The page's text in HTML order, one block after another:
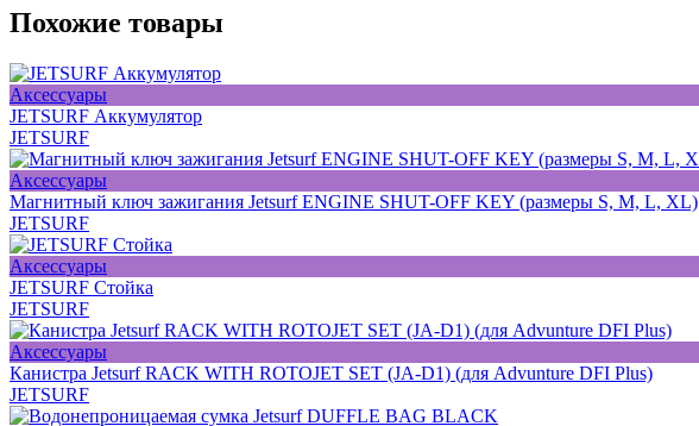
Похожие товары
Аксессуары
JETSURF Аккумулятор
JETSURF
Аксессуары
Магнитный ключ зажигания Jetsurf ENGINE SHUT-OFF KEY (размеры S, M, L, XL)
JETSURF
Аксессуары
JETSURF Стойка
JETSURF
Аксессуары
Канистра Jetsurf RACK WITH ROTOJET SET (JA-D1) (для Advunture DFI Plus)
JETSURF